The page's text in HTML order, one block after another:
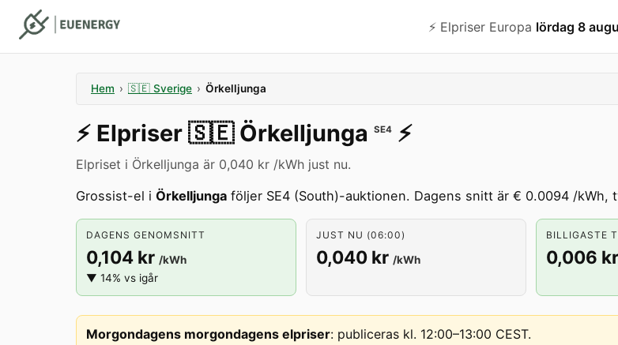
⚡️ Elpriser Europa lördag 8
Hem › 🇸🇪 Sverige › Örkelljunga
⚡️ Elpriser 🇸🇪 Örkelljunga SE4 ⚡️
Elpriset i Örkelljunga är 0,040 kr /kWh just nu.
Grossist-el i Örkelljunga följer SE4 (South)-auktionen. Dagens snitt är € 0.0094 /
DAGENS GENOMSNITT
0,104 kr /kWh
▼ 14% vs igår
JUST NU (06:00)
0,040 kr /kWh
BILLIGASTE
0,006 kr
Morgondagens morgondagens elpriser: publiceras kl. 12:00–13:00 CEST.